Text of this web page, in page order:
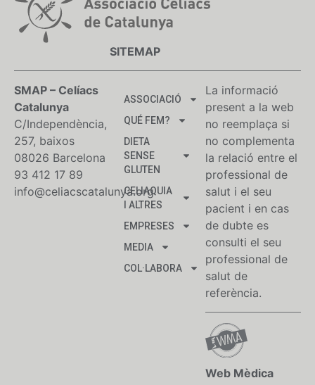
SMAP – Celíacs
Catalunya
C/Independència,
257, baixos
08026 Barcelona
93 412 17 89
info@celiacscatalunya.org
SITEMAP
ASSOCIACIÓ
QUÉ FEM?
DIETA
SENSE
GLUTEN
CELIAQUIA
I ALTRES
EMPRESES
MEDIA
COL·LABORA
La informació
present a la web
no reemplaça si
no complementa
la relació entre el
professional de
salut i el seu
pacient i en cas
de dubte es
consulti el seu
professional de
salut de
referència.
Web Mèdica